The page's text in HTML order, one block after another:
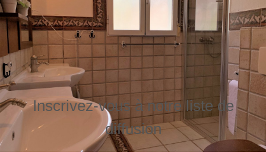
Inscrivez-vous à notre liste de
diffusion